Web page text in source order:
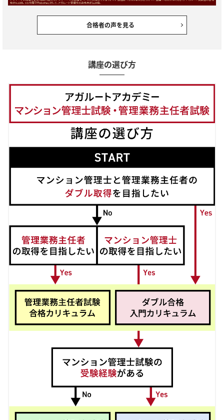
合格者の声を見る
講座の選び方